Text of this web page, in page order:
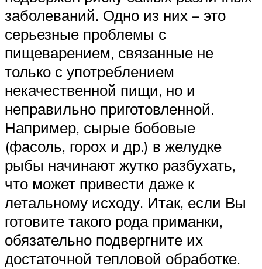
заболеваний. Одно из них – это
серьезные проблемы с
пищеварением, связанные не
только с употреблением
некачественной пищи, но и
неправильно приготовленной.
Например, сырые бобовые
(фасоль, горох и др.) в желудке
рыбы начинают жутко разбухать,
что может привести даже к
летальному исходу. Итак, если Вы
готовите такого рода приманки,
обязательно подвергните их
достаточной тепловой обработке.